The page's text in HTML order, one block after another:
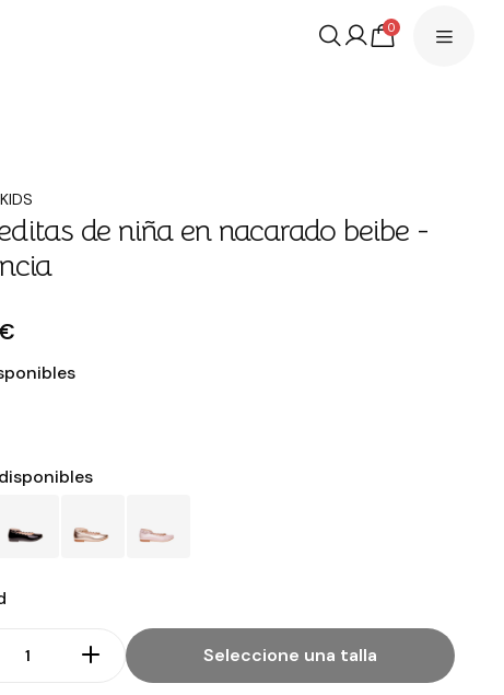
0
de niña en nacarado beibe -
Seleccione una talla